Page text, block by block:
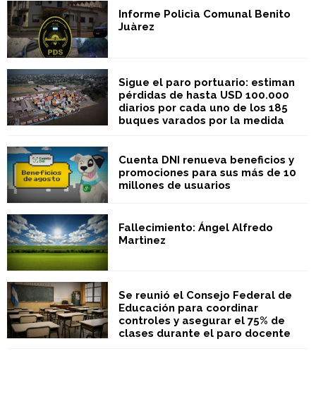
Informe Policìa Comunal Benito
Juàrez
Sigue el paro portuario: estiman
pérdidas de hasta USD 100.000
diarios por cada uno de los 185
buques varados por la medida
Cuenta DNI renueva beneficios y
promociones para sus más de 10
millones de usuarios
Fallecimiento: Ángel Alfredo
Martìnez
Se reunió el Consejo Federal de
Educación para coordinar
controles y asegurar el 75% de
clases durante el paro docente